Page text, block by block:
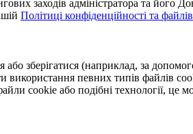
заходів адміністратора та
Політиці конфіденційності та
або зберігатися (наприклад, за
певних типів файлів
cookie або подібні технології,